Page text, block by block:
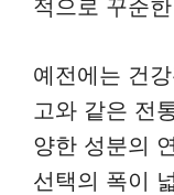
적으로 꾸준
예전에는 건
고와 같은 전
양한 성분의
선택의 폭이